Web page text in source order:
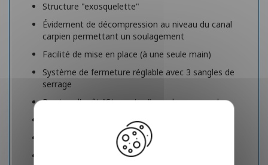
Structure "exosquelette"
Évidement de décompression au niveau du canal
carpien permettant un soulagement
Facilité de mise en place (à une seule main)
Système de fermeture réglable avec 3 sangles de
serrage
Bouton d'arrêt "Strap-stop" sur chaque sangle
Position neutre (port nocturne)
Attelle totalement conformable
Doublure interne en Jersey doux